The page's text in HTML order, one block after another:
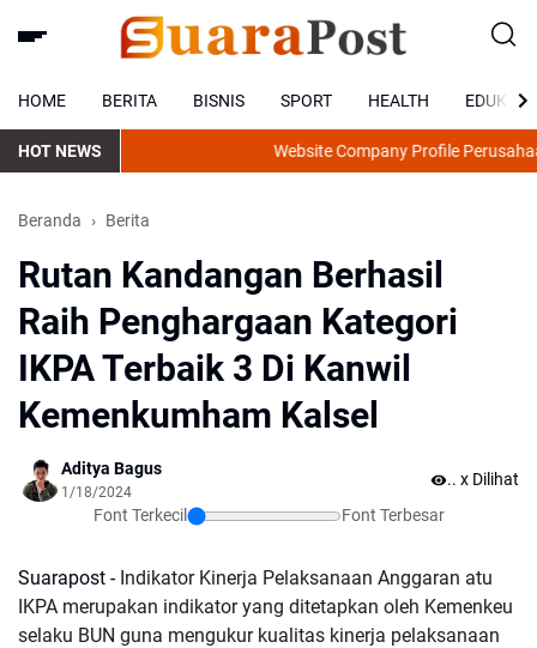
HOME BERITA BISNIS SPORT HEALTH EDUKASI
HOT NEWS Website Company Profile Perusahaan
Beranda Berita
Rutan Kandangan Berhasil
Raih Penghargaan Kategori
IKPA Terbaik 3 Di Kanwil
Kemenkumham Kalsel
Aditya Bagus
1/18/2024
Font Terkecil Font Terbesar
. x Dilihat
Suarapost - Indikator Kinerja Pelaksanaan Anggaran atu
IKPA merupakan indikator yang ditetapkan oleh Kemenkeu
selaku BUN guna mengukur kualitas kinerja pelaksanaan